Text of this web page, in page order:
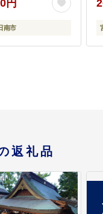
イス 宮崎県産 国
豚丼 豚しゃぶ
べ比べ おすすめ
円
南市
返礼品